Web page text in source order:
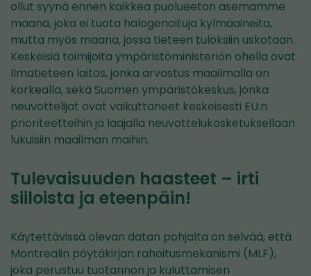
ollut syynä ennen kaikkea puolueeton asemamme
maana, joka ei tuota halogenoituja kylmäaineita,
mutta myös maana, jossa tieteen tuloksiin uskotaan.
Keskeisiä toimijoita ympäristöministeriön ohella ovat
Ilmatieteen laitos, jonka arvostus maailmalla on
korkealla, sekä Suomen ympäristökeskus, jonka
neuvottelijat ovat vaikuttaneet keskeisesti EU:n
prioriteetteihin ja laajalla neuvottelukosketuksellaan
lukuisiin maailman maihin.
Tulevaisuuden haasteet – irti
siiloista ja eteenpäin!
Käytettävissä olevan datan pohjalta on selvää, että
Montrealin pöytäkirjan rahoitusmekanismi (MLF),
joka perustuu tuotannon ja kuluttamisen